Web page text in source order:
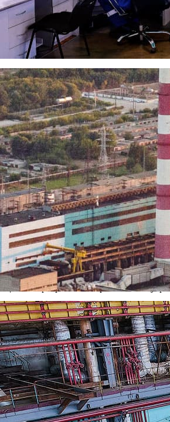
объем
стандарту ISO
аудита, проведенного экспертами
ISO 14001. Об этом сообщил
работа по разработке и
международным
состояния окружающей среды.
производства неразрывно связано с
сертификация предприятия
что наше предприятие
является крупнейшим
деятельность
повысило уровень
по программе «Разработка и
на ТЭЦ была проведена ее
по сертификации «Русский
Международным
менеджмента уже в течение 15
окружающей среды на ТЭЦ
анализ проб на содержание
взятой экологами из третьего
качестве сточной воды говорит